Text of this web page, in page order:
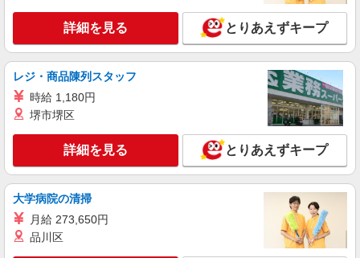
時給1,400円〜1,599円 ★土日祝日は時給100円
アップ！ ・夜勤手当:1万円/回 ・居住支援特別手
当:120円/時給含む ※給与幅は資格・経験等による
東京都世田谷区上祖師谷六丁目29番19号
キープ 詳細を見る
ツクイ・サンシャイン成城（有料老人ホーム）
有料老人ホーム 介護スタッフ （ケアクル
ー）入浴専門
アップ！ ・居住支援特別手当:120円/時給含む ※
給与幅は資格・経験等による
東京都世田谷区上祖師谷六丁目29番19号
詳細を見る とりあえずキープ
レジ・商品陳列スタッフ
時給 1,180円
堺市堺区
詳細を見る とりあえずキープ
大学病院の清掃
月給 273,650円
品川区